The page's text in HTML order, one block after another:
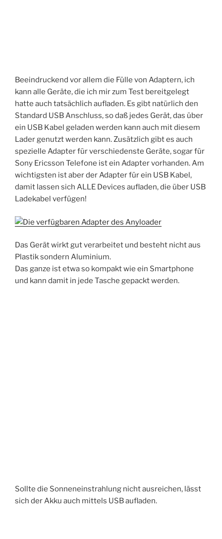
Beeindruckend vor allem die Fülle von Adaptern, ich
kann alle Geräte, die ich mir zum Test bereitgelegt
hatte auch tatsächlich aufladen. Es gibt natürlich den
Standard USB Anschluss, so daß jedes Gerät, das über
ein USB Kabel geladen werden kann auch mit diesem
Lader genutzt werden kann. Zusätzlich gibt es auch
spezielle Adapter für verschiedenste Geräte, sogar für
Sony Ericsson Telefone ist ein Adapter vorhanden. Am
wichtigsten ist aber der Adapter für ein USB Kabel,
damit lassen sich ALLE Devices aufladen, die über USB
Ladekabel verfügen!
Das Gerät wirkt gut verarbeitet und besteht nicht aus
Plastik sondern Aluminium.
Das ganze ist etwa so kompakt wie ein Smartphone
und kann damit in jede Tasche gepackt werden.
Sollte die Sonneneinstrahlung nicht ausreichen, lässt
sich der Akku auch mittels USB aufladen.